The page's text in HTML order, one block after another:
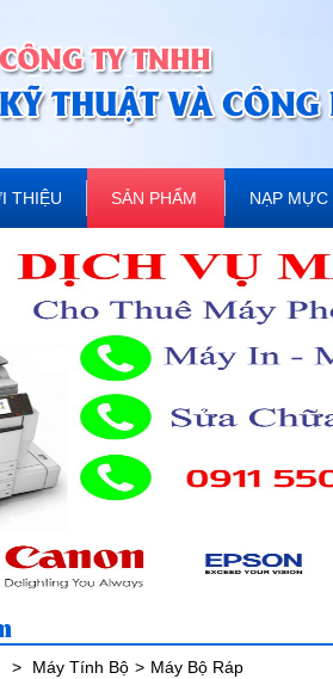
THIỆU SẢN PHẨM NẠP
> Máy Tính Bộ > Máy Bộ Ráp